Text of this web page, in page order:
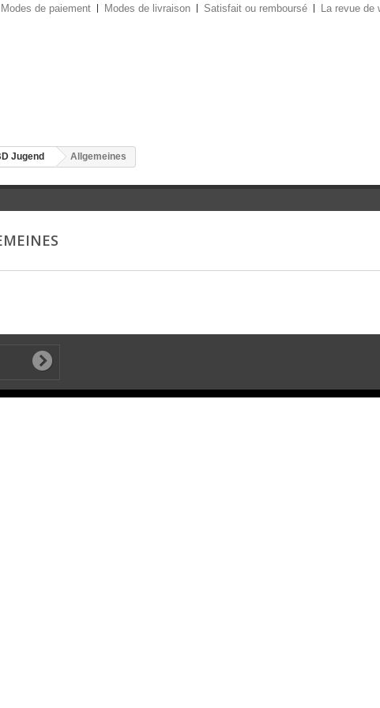
Modes de paiement Modes de livraison Satisfait ou remboursé La revue de
Jugend Allgemeines